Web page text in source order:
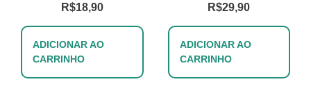
R$18,90
ADICIONAR AO
CARRINHO
R$29,90
ADICIONAR AO
CARRINHO